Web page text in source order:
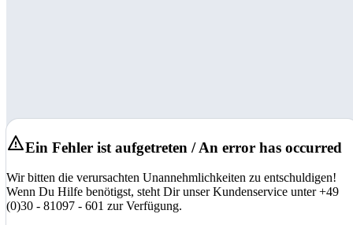
Ein Fehler ist aufgetreten / An error has occurred
Wir bitten die verursachten Unannehmlichkeiten zu entschuldigen!
Wenn Du Hilfe benötigst, steht Dir unser Kundenservice unter +49
(0)30 - 81097 - 601 zur Verfügung.